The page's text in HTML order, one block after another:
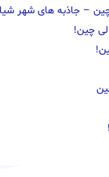
– جاذبه های شهر
چین!